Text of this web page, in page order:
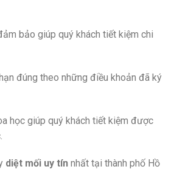
bảo giúp quý khách tiết kiệm chi
đúng theo những điều khoản đã ký
học giúp quý khách tiết kiệm được
diệt mối uy tín nhất tại thành phố Hồ